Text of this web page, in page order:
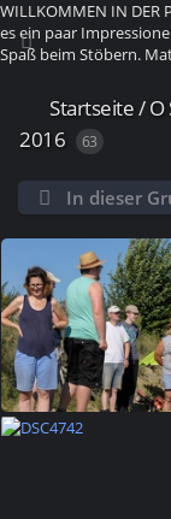
WILLKOMMEN IN DER
es ein paar
Spaß beim Stöbern.
Startseite/O
2016
63
In dieser